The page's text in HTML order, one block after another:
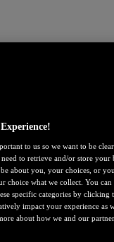
to us so we want to be
to retrieve and/or store
about you, your choices, or
choice what we collect. You
specific categories by clicking
impact your experience as
about how we and our